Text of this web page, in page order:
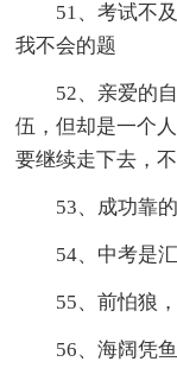
51、考试不及
我不会的题
52、亲爱的自
伍，但却是一个
要继续走下去，
53、成功靠的
54、中考是汇
55、前怕狼，
56、海阔凭鱼